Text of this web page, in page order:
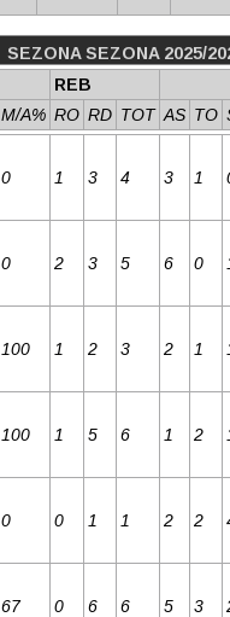
SEZONA SEZONA 2025/
REB
M/A% RO RD TOT AS TO
0 1 3 4 3 1
0 2 3 5 6 0
100 1 2 3 2 1
100 1 5 6 1 2
0 0 1 1 2 2
67 0 6 6 5 3